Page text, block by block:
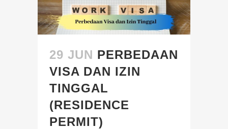
29 JUN PERBEDAAN
VISA DAN IZIN
TINGGAL
(RESIDENCE
PERMIT)